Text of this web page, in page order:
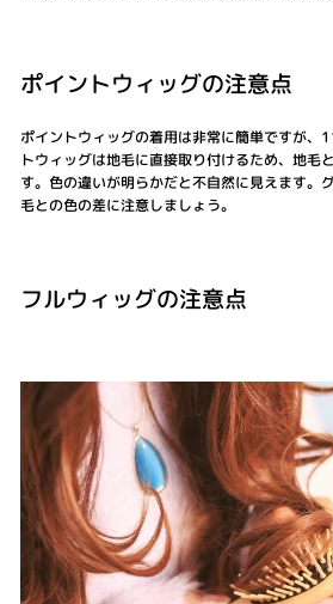
ポイントウィッグの注意点
ポイントウィッグの着用は非常に簡単ですが、
トウィッグは地毛に直接取り付けるため、地毛
す。色の違いが明らかだと不自然に見えます。
毛との色の差に注意しましょう。
フルウィッグの注意点